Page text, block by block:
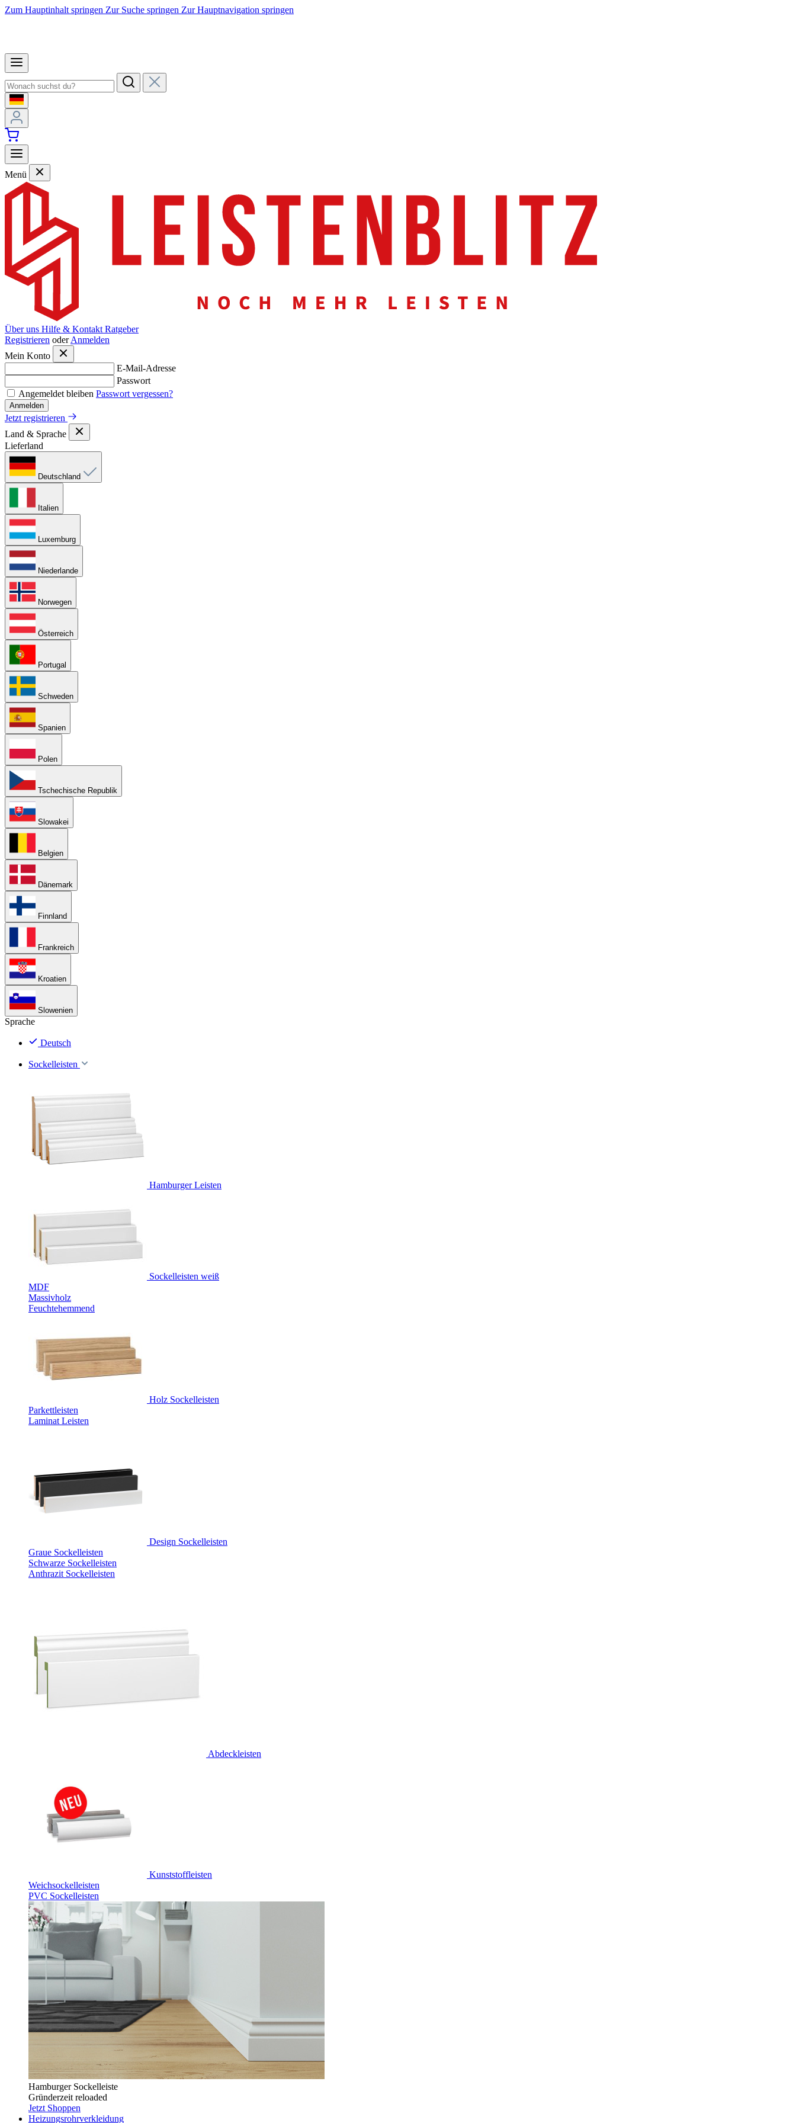
Zum Hauptinhalt springen Zur Suche springen Zur Hauptnavigation springen
Menü
Über uns Hilfe & Kontakt Ratgeber
Registrieren oder Anmelden
Mein Konto
E-Mail-Adresse
Passwort
Angemeldet bleiben Passwort vergessen?
Anmelden
Jetzt registrieren
Land & Sprache
Lieferland
Deutschland
Italien
Luxemburg
Niederlande
Norwegen
Österreich
Portugal
Schweden
Spanien
Polen
Tschechische Republik
Slowakei
Belgien
Dänemark
Finnland
Frankreich
Kroatien
Slowenien
Sprache
Deutsch
Sockelleisten
Hamburger Leisten
Sockelleisten weiß
MDF
Massivholz
Feuchtehemmend
Holz Sockelleisten
Parkettleisten
Laminat Leisten
Design Sockelleisten
Graue Sockelleisten
Schwarze Sockelleisten
Anthrazit Sockelleisten
Abdeckleisten
Kunststoffleisten
Weichsockelleisten
PVC Sockelleisten
Hamburger Sockelleiste
Gründerzeit reloaded
Jetzt Shoppen
Heizungsrohrverkleidung